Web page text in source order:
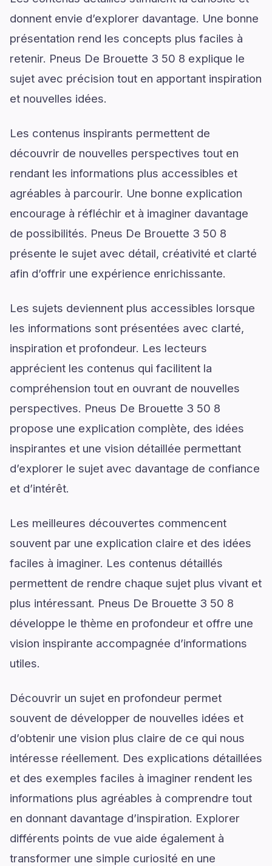
donnent envie d’explorer davantage. Une bonne
présentation rend les concepts plus faciles à
retenir. Pneus De Brouette 3 50 8 explique le
sujet avec précision tout en apportant inspiration
et nouvelles idées.
Les contenus inspirants permettent de
découvrir de nouvelles perspectives tout en
rendant les informations plus accessibles et
agréables à parcourir. Une bonne explication
encourage à réfléchir et à imaginer davantage
de possibilités. Pneus De Brouette 3 50 8
présente le sujet avec détail, créativité et clarté
afin d’offrir une expérience enrichissante.
Les sujets deviennent plus accessibles lorsque
les informations sont présentées avec clarté,
inspiration et profondeur. Les lecteurs
apprécient les contenus qui facilitent la
compréhension tout en ouvrant de nouvelles
perspectives. Pneus De Brouette 3 50 8
propose une explication complète, des idées
inspirantes et une vision détaillée permettant
d’explorer le sujet avec davantage de confiance
et d’intérêt.
Les meilleures découvertes commencent
souvent par une explication claire et des idées
faciles à imaginer. Les contenus détaillés
permettent de rendre chaque sujet plus vivant et
plus intéressant. Pneus De Brouette 3 50 8
développe le thème en profondeur et offre une
vision inspirante accompagnée d’informations
utiles.
Découvrir un sujet en profondeur permet
souvent de développer de nouvelles idées et
d’obtenir une vision plus claire de ce qui nous
intéresse réellement. Des explications détaillées
et des exemples faciles à imaginer rendent les
informations plus agréables à comprendre tout
en donnant davantage d’inspiration. Explorer
différents points de vue aide également à
transformer une simple curiosité en une